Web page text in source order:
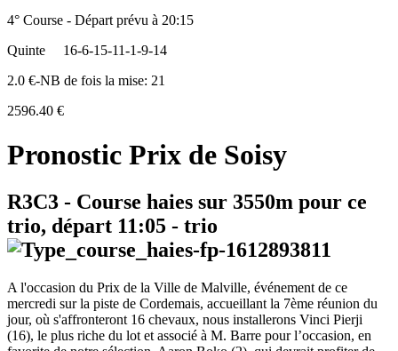
4° Course - Départ prévu à 20:15
Quinte
16-6-15-11-1-9-14
2.0 €-NB de fois la mise: 21
2596.40 €
Pronostic Prix de Soisy
R3C3 - Course haies sur 3550m pour ce
trio, départ 11:05 - trio
A l'occasion du Prix de la Ville de Malville, événement de ce
mercredi sur la piste de Cordemais, accueillant la 7ème réunion du
jour, où s'affronteront 16 chevaux, nous installerons Vinci Pierji
(16), le plus riche du lot et associé à M. Barre pour l’occasion, en